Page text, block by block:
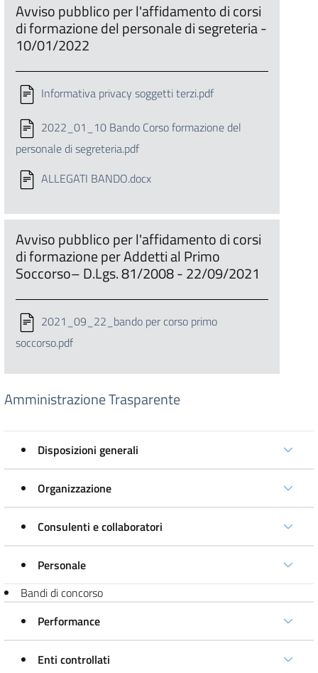
Avviso pubblico per l'affidamento di corsi
di formazione del personale di segreteria -
10/01/2022
Informativa privacy soggetti terzi.pdf
2022_01_10 Bando Corso formazione del
personale di segreteria.pdf
ALLEGATI BANDO.docx
Avviso pubblico per l'affidamento di corsi
di formazione per Addetti al Primo
Soccorso– D.Lgs. 81/2008 - 22/09/2021
2021_09_22_bando per corso primo
soccorso.pdf
Amministrazione Trasparente
Disposizioni generali
Organizzazione
Consulenti e collaboratori
Personale
Bandi di concorso
Performance
Enti controllati